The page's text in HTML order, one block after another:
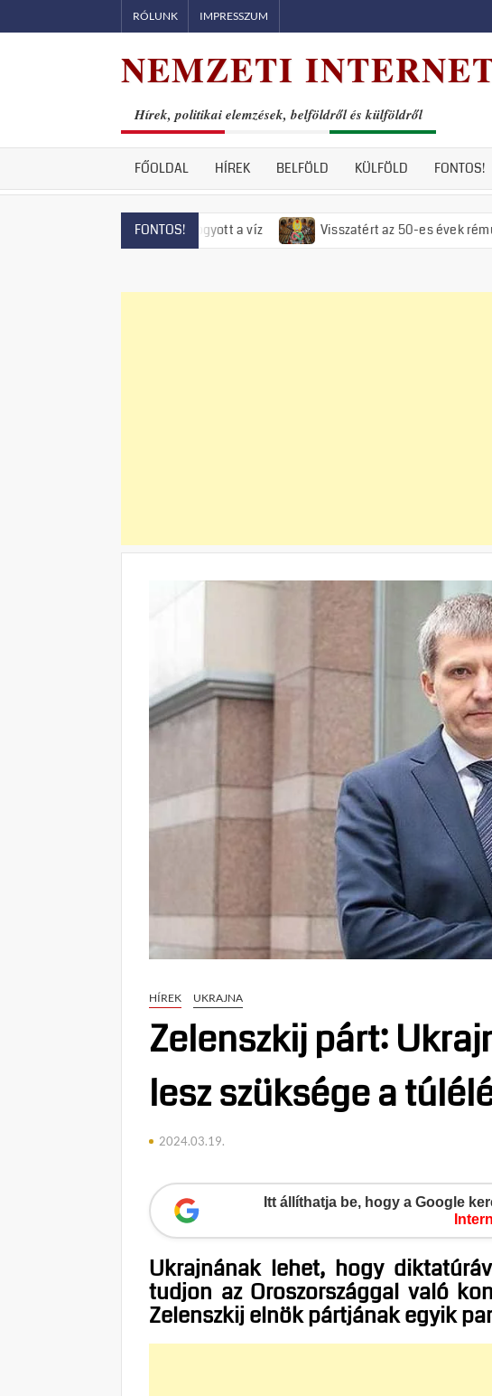
to
RÓLUNK IMPRESSZUM
NEMZETI
Hírek, politikai elemzések, belföldről és külföldről
FŐOLDAL HÍREK BELFÖLD KÜLFÖLD FONTOS!
FONTOS!
már el is fogyott a víz Visszatért az 50-es évek rémuralma:
HÍREK UKRAJNA
Zelenszkij párt:
lesz szüksége a
2024.03.19.
Itt állíthatja be, hogy a Google
Ukrajnának lehet, hogy
tudjon az Oroszországgal való
Zelenszkij elnök pártjának egyik